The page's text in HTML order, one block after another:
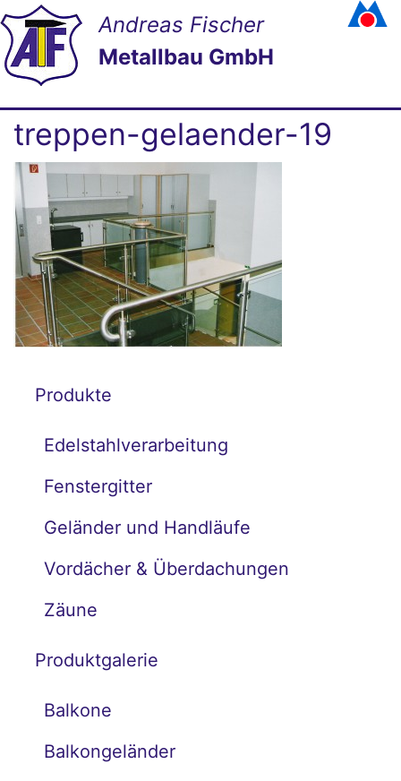
Andreas Fischer
Metallbau GmbH
treppen-gelaender-19
Produkte
Edelstahlverarbeitung
Fenstergitter
Geländer und Handläufe
Vordächer & Überdachungen
Zäune
Produktgalerie
Balkone
Balkongeländer